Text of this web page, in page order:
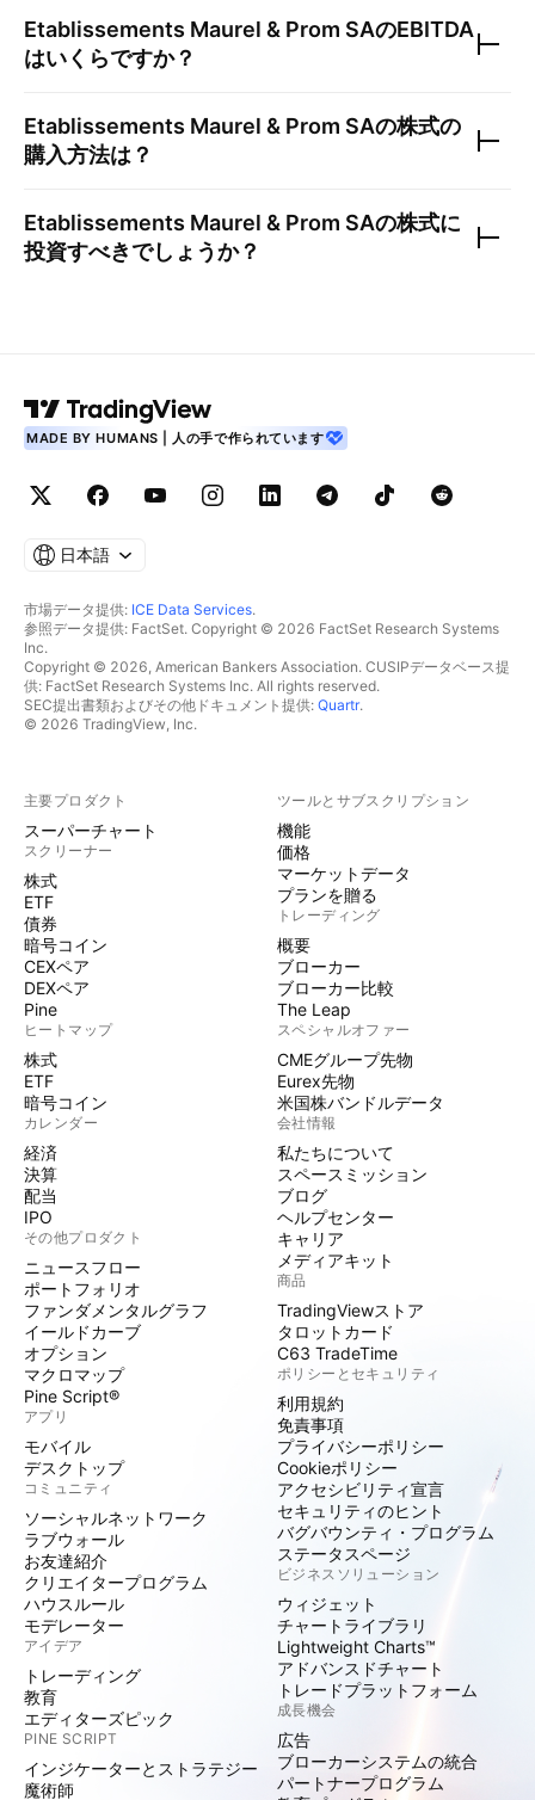
Etablissements Maurel & Prom SAのEBITDA
はいくらですか？
Etablissements Maurel & Prom SAの株式の
購入方法は？
Etablissements Maurel & Prom SAの株式に
投資すべきでしょうか？
MADE BY HUMANS | 人の手で作られています
日本語
市場データ提供: ICE Data Services.
参照データ提供: FactSet. Copyright © 2026 FactSet Research Systems
Inc.
Copyright © 2026, American Bankers Association. CUSIPデータベース提
供: FactSet Research Systems Inc. All rights reserved.
SEC提出書類およびその他ドキュメント提供: Quartr.
© 2026 TradingView, Inc.
主要プロダクト
スーパーチャート
スクリーナー
株式
ETF
債券
暗号コイン
CEXペア
DEXペア
Pine
ヒートマップ
株式
ETF
暗号コイン
カレンダー
経済
決算
配当
IPO
その他プロダクト
ニュースフロー
ポートフォリオ
ファンダメンタルグラフ
イールドカーブ
オプション
マクロマップ
Pine Script®
アプリ
モバイル
デスクトップ
コミュニティ
ソーシャルネットワーク
ラブウォール
お友達紹介
クリエイタープログラム
ハウスルール
モデレーター
アイデア
トレーディング
教育
エディターズピック
PINE SCRIPT
インジケーターとストラテジー
魔術師
ツールとサブスクリプション
機能
価格
マーケットデータ
プランを贈る
トレーディング
概要
ブローカー
ブローカー比較
The Leap
スペシャルオファー
CMEグループ先物
Eurex先物
米国株バンドルデータ
会社情報
私たちについて
スペースミッション
ブログ
ヘルプセンター
キャリア
メディアキット
商品
TradingViewストア
タロットカード
C63 TradeTime
ポリシーとセキュリティ
利用規約
免責事項
プライバシーポリシー
Cookieポリシー
アクセシビリティ宣言
セキュリティのヒント
バグバウンティ・プログラム
ステータスページ
ビジネスソリューション
ウィジェット
チャートライブラリ
Lightweight Charts™
アドバンスドチャート
トレードプラットフォーム
成長機会
広告
ブローカーシステムの統合
パートナープログラム